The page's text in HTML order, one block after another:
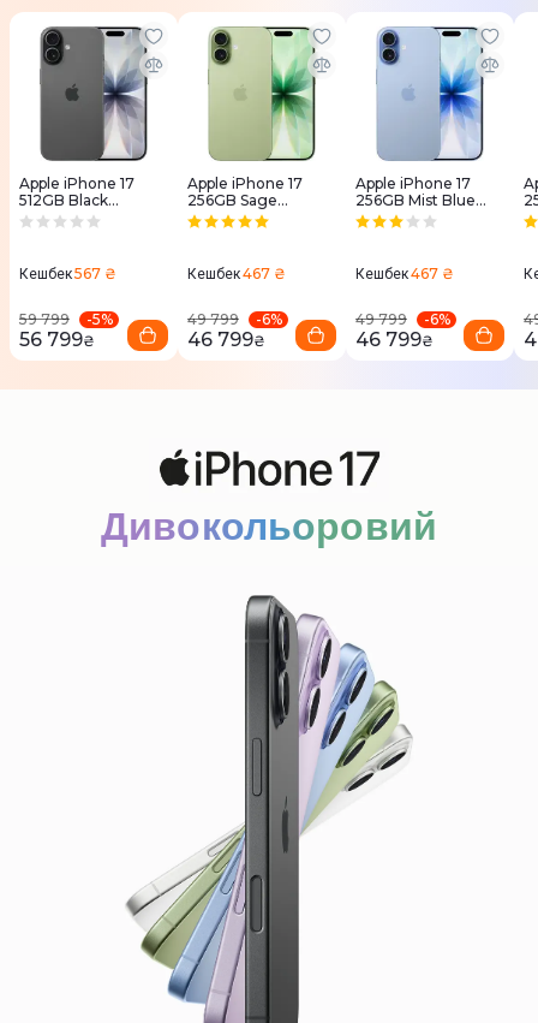
Apple iPhone 17
512GB Black
(MG6P4)
Кешбек567 ₴
59 799 -5%
56 799₴
Apple iPhone 17
256GB Sage
(MG6N4)
Кешбек467 ₴
49 799 -6%
46 799₴
Apple iPhone 17
256GB Mist Blue
(MG6L4)
Кешбек467 ₴
49 799 -6%
46 799₴
Дивокольоровий